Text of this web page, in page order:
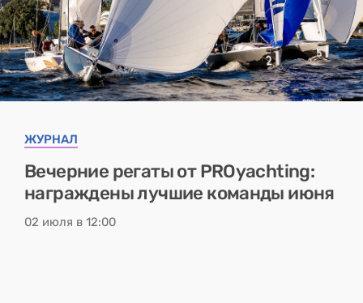
ЖУРНАЛ
Вечерние регаты от PROyachting:
награждены лучшие команды июня
02 июля в 12:00